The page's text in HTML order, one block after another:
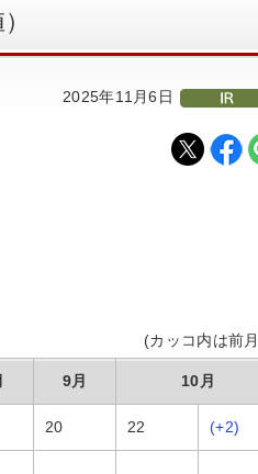
2025年11月6日
(カッコ内は前
9月 10月
20 22 (+2)